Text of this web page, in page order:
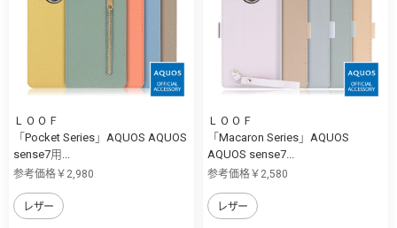
ＬＯＯＦ
「Pocket Series」AQUOS AQUOS
sense7用...
参考価格￥2,980
レザー
ＬＯＯＦ
「Macaron Series」AQUOS
AQUOS sense7...
参考価格￥2,580
レザー